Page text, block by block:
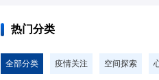
热门分类
全部分类 疫情关注 空间探索